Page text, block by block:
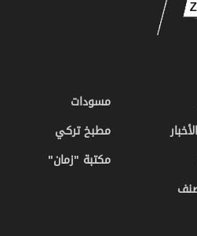
مسودات
مطبخ تركي
مكتبة "زمان"